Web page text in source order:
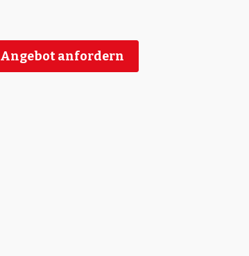
Angebot anfordern